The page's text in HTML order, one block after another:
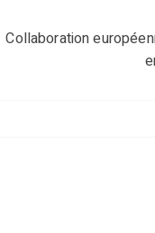
Collaboration